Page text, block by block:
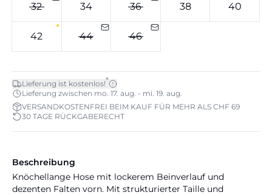
32 34 36 38 40
42 44 46
Lieferung ist kostenlos!*
Lieferung zwischen mo. 17. aug. - mi. 19. aug.
VERSANDKOSTENFREI BEIM KAUF FÜR MEHR ALS CHF 69
30 TAGE RÜCKGABERECHT
Beschreibung
Knöchellange Hose mit lockerem Beinverlauf und
dezenten Falten vorn. Mit strukturierter Taille und